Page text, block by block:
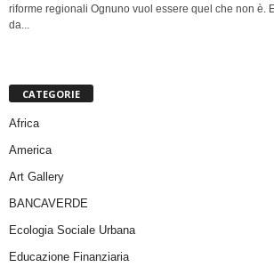
riforme regionali Ognuno vuol essere quel che non è.
da...
CATEGORIE
Africa
America
Art Gallery
BANCAVERDE
Ecologia Sociale Urbana
Educazione Finanziaria